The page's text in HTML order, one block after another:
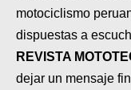
motociclismo
dispuestas a
REVISTA
dejar un mensaje